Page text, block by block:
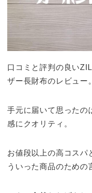
口コミと評判の良い
ザー長財布のレビュー。
手元に届いて思ったの
感にクオリティ。
お値段以上の高コスパ
ういった商品のための